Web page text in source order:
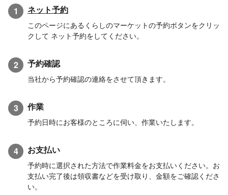
1 ネット予約
このページにあるくらしのマーケットの予約ボタンをクリッ
クして ネット予約をしてください。
2 予約確認
当社から予約確認の連絡をさせて頂きます。
3 作業
予約日時にお客様のところに伺い、作業いたします。
4 お支払い
予約時に選択された方法で作業料金をお支払いください。お
支払い完了後は領収書などを受け取り、金額をご確認くださ
い。